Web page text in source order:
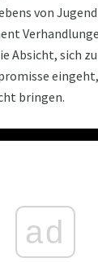
von
Absicht, sich
bringen.
ad